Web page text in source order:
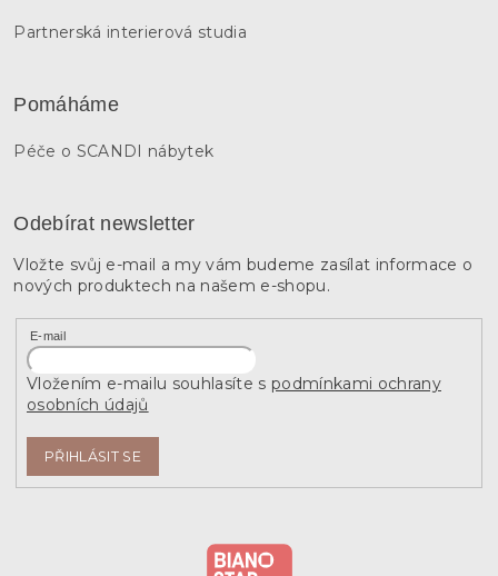
Partnerská interierová studia
Pomáháme
Péče o SCANDI nábytek
Odebírat newsletter
Vložte svůj e-mail a my vám budeme zasílat informace o
nových produktech na našem e-shopu.
E-mail
Vložením e-mailu souhlasíte s podmínkami ochrany
osobních údajů
PŘIHLÁSIT SE